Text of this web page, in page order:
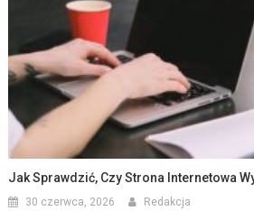
Jak Sprawdzić, Czy Strona Internetowa
30 czerwca, 2026 Redakcja